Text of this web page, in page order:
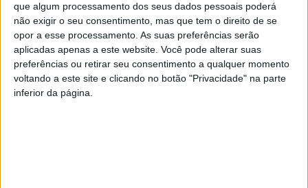
que algum processamento dos seus dados pessoais poderá
não exigir o seu consentimento, mas que tem o direito de se
opor a esse processamento. As suas preferências serão
aplicadas apenas a este website. Você pode alterar suas
preferências ou retirar seu consentimento a qualquer momento
voltando a este site e clicando no botão "Privacidade" na parte
inferior da página.
Sismo de magnitude 4,5
sentido na Ilha Terceira e
São Jorge